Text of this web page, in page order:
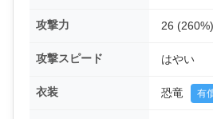
攻撃力 26 (260%)
攻撃スピード はやい
衣装 恐竜 有